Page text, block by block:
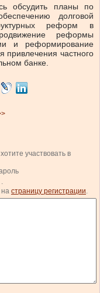
обсудить планы по
долговой
реформ в
реформы
и реформирование
привлечения частного
банке.
участвовать в
.
на страницу регистрации.